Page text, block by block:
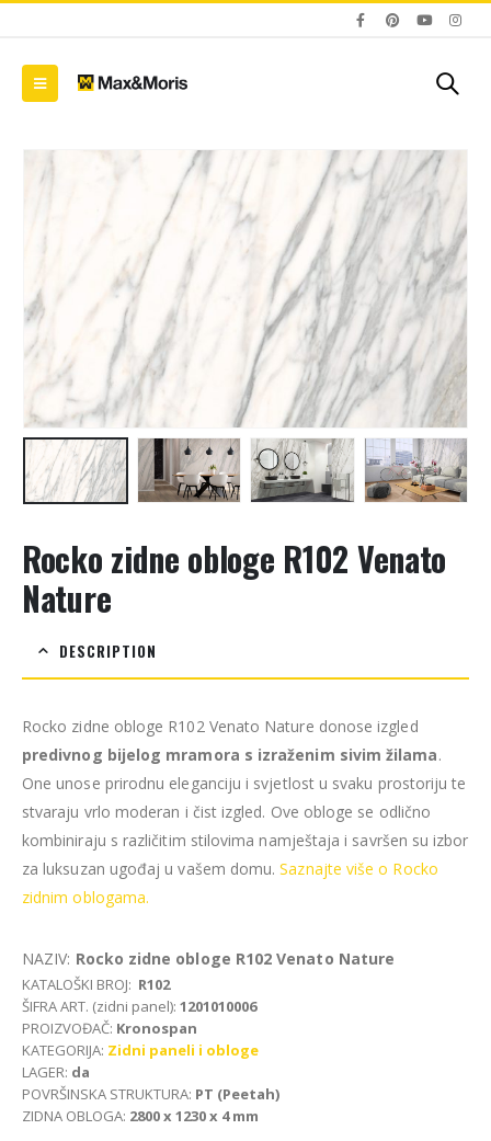
Rocko zidne obloge R102 Venato
Nature
DESCRIPTION
Rocko zidne obloge R102 Venato Nature donose izgled
predivnog bijelog mramora s izraženim sivim žilama.
One unose prirodnu eleganciju i svjetlost u svaku prostoriju te
stvaraju vrlo moderan i čist izgled. Ove obloge se odlično
kombiniraju s različitim stilovima namještaja i savršen su izbor
za luksuzan ugođaj u vašem domu.Saznajte više o Rocko
zidnim oblogama.
NAZIV: Rocko zidne obloge R102 Venato Nature
KATALOŠKI BROJ: R102
ŠIFRA ART. (zidni panel): 1201010006
PROIZVOĐAČ: Kronospan
KATEGORIJA: Zidni paneli i obloge
LAGER: da
POVRŠINSKA STRUKTURA: PT (Peetah)
ZIDNA OBLOGA: 2800 x 1230 x 4 mm